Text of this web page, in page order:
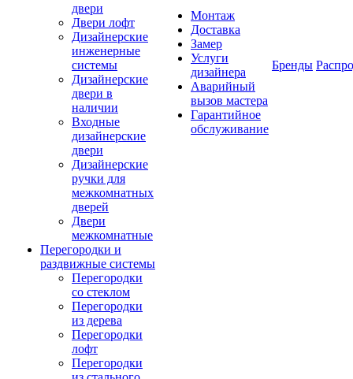
двери
Двери лофт
Дизайнерские
инженерные
системы
Дизайнерские
двери в
наличии
Входные
дизайнерские
двери
Дизайнерские
ручки для
межкомнатных
дверей
Двери
межкомнатные
Перегородки и
раздвижные системы
Перегородки
со стеклом
Перегородки
из дерева
Перегородки
лофт
Перегородки
Монтаж
Доставка
Замер
Услуги
дизайнера
Аварийный
вызов мастера
Гарантийное
обслуживание
Бренды